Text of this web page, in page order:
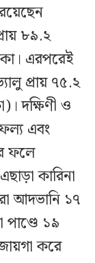
৮৯.২
এরপরেই
প্রায় ৭৫.২
দক্ষিণী ও
এবং
ফলে
কারিনা
আদভানি ১৭
পাণ্ডে ১৯
করে